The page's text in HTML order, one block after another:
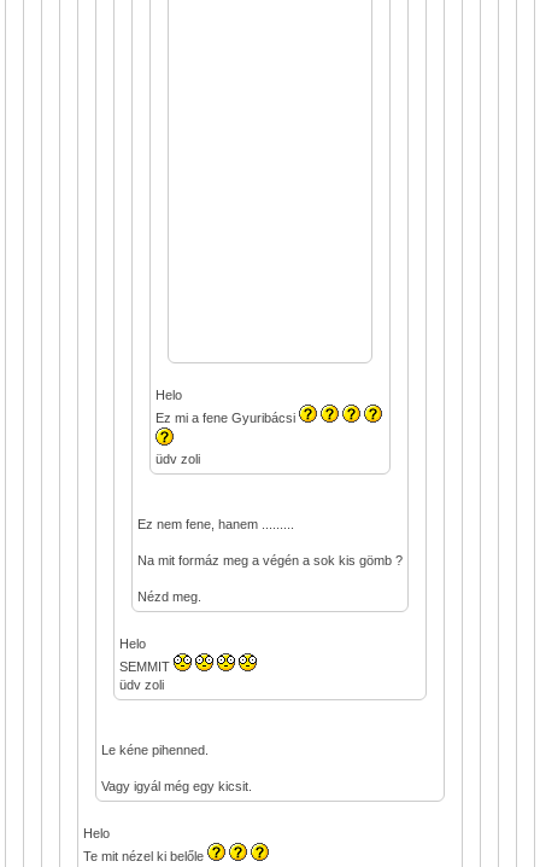
Helo
Ez mi a fene Gyuribácsi
üdv zoli
Ez nem fene, hanem .........
Na mit formáz meg a végén a sok kis gömb ?
Nézd meg.
Helo
SEMMIT
üdv zoli
Le kéne pihenned.
Vagy igyál még egy kicsit.
Helo
Te mit nézel ki belőle